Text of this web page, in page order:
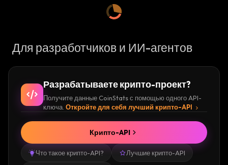
Для разработчиков и ИИ-агентов
Разрабатываете крипто-проект?
Получите данные CoinStats с помощью одного API-
ключа. Откройте для себя лучший крипто-API
Что такое крипто-API? Лучшие крипто-API
Крипто-API